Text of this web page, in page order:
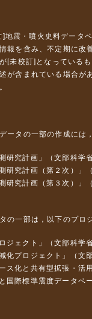
]地震・噴火史料データ
報を含み、不定期に改
[未校訂]となっている
が含まれている場合が
ータの一部の作成には
研究計画」（文部科学
研究計画（第２次）」
研究計画（第３次）」
の一部は，以下のプロ
ジェクト」（文部科
化プロジェクト」（
ス化と共有型拡張・
国際標準震度データ